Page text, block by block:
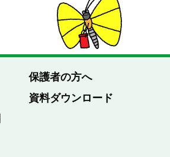
保護者の方へ
資料ダウンロード